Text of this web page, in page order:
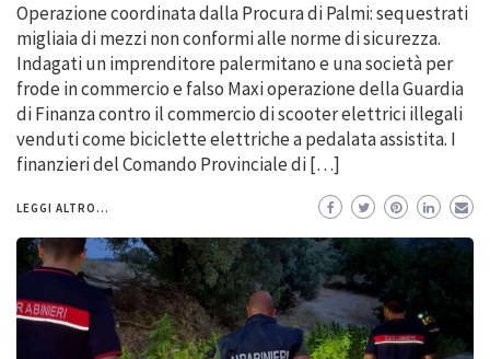
Operazione coordinata dalla Procura di Palmi: sequestrati
migliaia di mezzi non conformi alle norme di sicurezza.
Indagati un imprenditore palermitano e una società per
frode in commercio e falso Maxi operazione della Guardia
di Finanza contro il commercio di scooter elettrici illegali
venduti come biciclette elettriche a pedalata assistita. I
finanzieri del Comando Provinciale di […]
LEGGI ALTRO...